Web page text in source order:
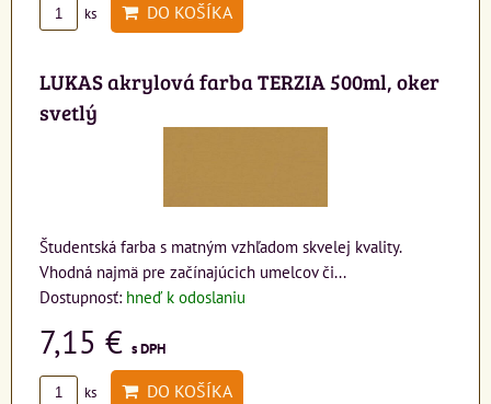
ks DO KOŠÍKA
LUKAS akrylová farba TERZIA 500ml, oker
svetlý
Študentská farba s matným vzhľadom skvelej kvality.
Vhodná najmä pre začínajúcich umelcov či...
Dostupnosť: hneď k odoslaniu
7,15 € s DPH
ks DO KOŠÍKA